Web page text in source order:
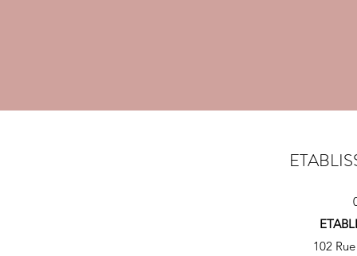
102